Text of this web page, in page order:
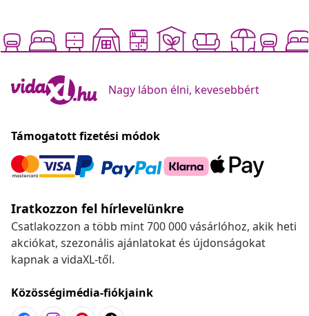
Nagy lábon élni, kevesebbért
Támogatott fizetési módok
Iratkozzon fel hírlevelünkre
Csatlakozzon a több mint 700 000 vásárlóhoz, akik heti
akciókat, szezonális ajánlatokat és újdonságokat
kapnak a vidaXL-től.
Közösségimédia-fiókjaink